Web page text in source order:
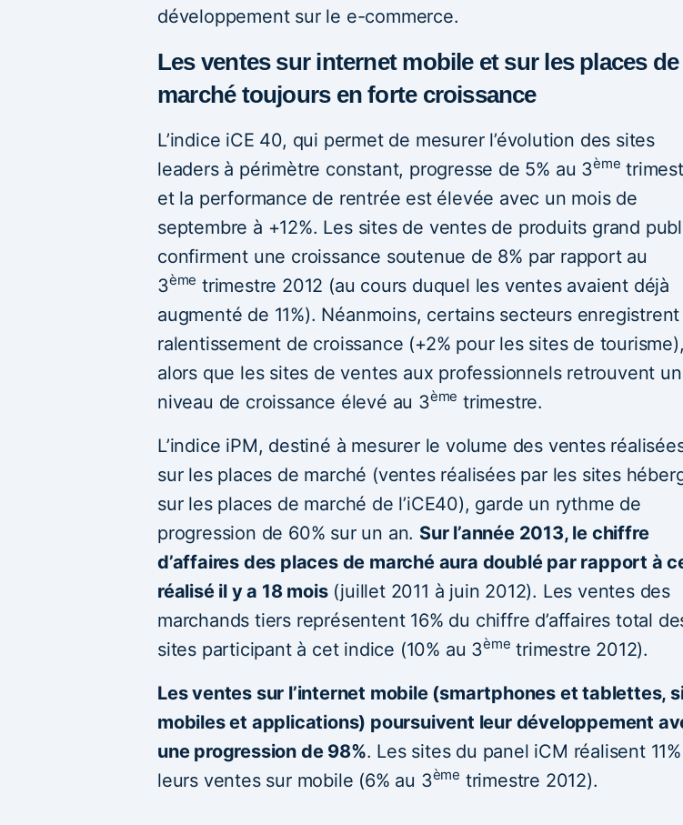
développement sur le e-commerce.
Les ventes sur internet mobile et sur les places de
marché toujours en forte croissance
L’indice iCE 40, qui permet de mesurer l’évolution des sites
leaders à périmètre constant, progresse de 5% au 3ème
et la performance de rentrée est élevée avec un mois de
septembre à +12%. Les sites de ventes de produits grand
confirment une croissance soutenue de 8% par rapport au
3ème trimestre 2012 (au cours duquel les ventes avaient déjà
augmenté de 11%). Néanmoins, certains secteurs
ralentissement de croissance (+2% pour les sites de tourisme),
alors que les sites de ventes aux professionnels retrouvent un
niveau de croissance élevé au 3ème trimestre.
L’indice iPM, destiné à mesurer le volume des ventes
sur les places de marché (ventes réalisées par les sites
sur les places de marché de l’iCE40), garde un rythme de
progression de 60% sur un an. Sur l’année 2013, le chiffre
d’affaires des places de marché aura doublé par rapport à
réalisé il y a 18 mois(juillet 2011 à juin 2012). Les ventes des
marchands tiers représentent 16% du chiffre d’affaires total
sites participant à cet indice (10% au 3ème trimestre 2012).
Les ventes sur l’internet mobile (smartphones et tablettes,
mobiles et applications) poursuivent leur développement
une progression de 98%. Les sites du panel iCM réalisent
leurs ventes sur mobile (6% au 3ème trimestre 2012).